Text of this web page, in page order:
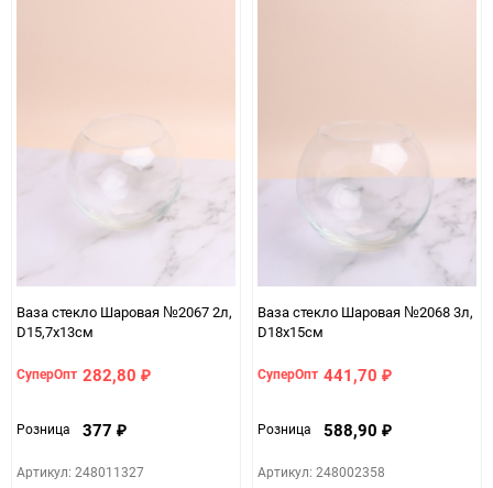
Ваза стекло Шаровая №2067 2л,
D15,7x13см
СуперОпт 282,80 ₽
Розница 377 ₽
Артикул: 248011327
Ваза стекло Шаровая №2068 3л,
D18x15см
СуперОпт 441,70 ₽
Розница 588,90 ₽
Артикул: 248002358